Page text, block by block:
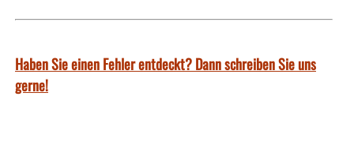
Haben Sie einen Fehler entdeckt? Dann schreiben Sie uns
gerne!